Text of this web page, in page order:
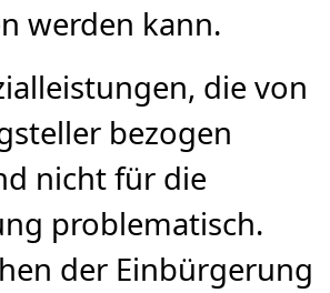
werden kann.
die von
bezogen
nicht für die
problematisch.
der Einbürgerung